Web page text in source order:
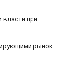
власти при
рынок